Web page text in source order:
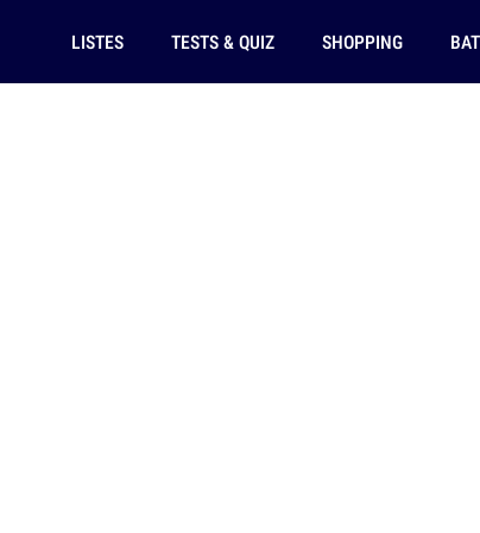
LISTES TESTS & QUIZ SHOPPING